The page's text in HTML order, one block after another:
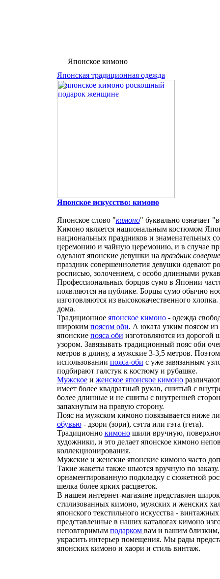
Японское кимоно
Японская традиционная одежда
Японское искусство: кимоно
Японское слово "кимоно" буквально означает
Кимоно является национальным костюмом
национальных праздников и знаменательных
церемонию и чайную церемонию, и в случае
одевают японские девушки на праздник
праздник совершеннолетия девушки одевают
росписью, золочением, с особо длинными
Профессиональных борцов сумо в Японии
появляются на публике. Борцы сумо обычно
изготовляются из высококачественного хлопка.
дома.
Традиционное японское кимоно- одежда
широким поясом оби. А юката узким поясом
японские пояса оби изготовляются из
узором. Завязывать традиционный пояс оби
метров в длину, а мужские 3-3,5 метров.
использовании пояса-оби с уже завязанным
подбирают галстук к костюму и рубашке.
Мужскоеи женское японское кимоно
имеет более квадратный рукав, сшитый с
более длинные и не сшиты с внутренней
запахнутым на правую сторону.
Пояс на мужском кимоно повязывается ниже
обувью- дзори (зори), сэтта или гэта (гета).
Традиционно кимоношили вручную,
художники, и это делает японское кимоно
коллекционирования.
Мужские и женские японские кимоно часто
Такие жакеты также шьются вручную по
орнаментированную подкладку с сюжетной
шелка более ярких расцветок.
В нашем интернет-магазине представлен
стилизованных кимоно, мужских и женских
японского текстильного искусства -
представленные в наших каталогах кимоно
неповторимым подарком вам и вашим близким,
украсить интерьер помещения. Мы рады
японских кимоно и хаори и стиль винтаж.